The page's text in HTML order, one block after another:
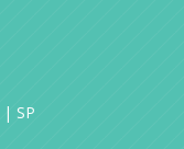
| SP